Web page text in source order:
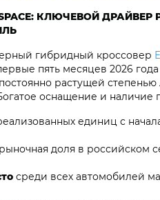
i‑SPACE: КЛЮЧЕВОЙ
гибридный кроссовер
пять месяцев 2026
растущей
оснащение и
единиц с
доля в российском
среди всех автомобилей